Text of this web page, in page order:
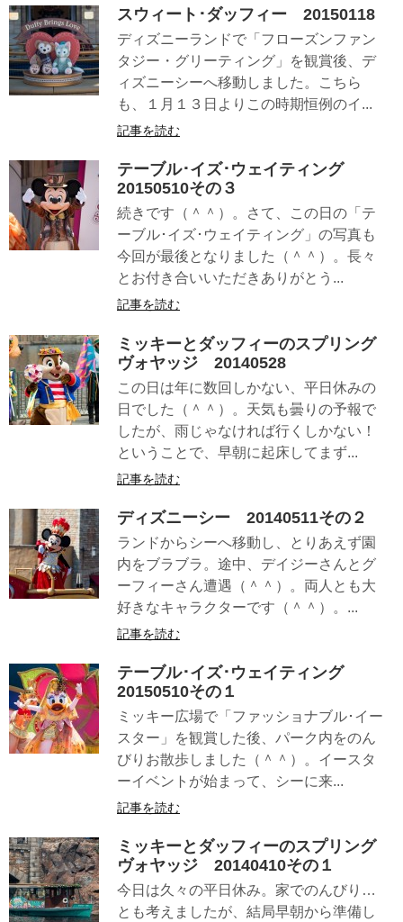
スウィート･ダッフィー 20150118
ディズニーランドで「フローズンファン
タジー・グリーティング」を観賞後、デ
ィズニーシーへ移動しました。こちら
も、１月１３日よりこの時期恒例のイ...
記事を読む
テーブル･イズ･ウェイティング
20150510その３
続きです（＾＾）。さて、この日の「テ
ーブル･イズ･ウェイティング」の写真も
今回が最後となりました（＾＾）。長々
とお付き合いいただきありがとう...
記事を読む
ミッキーとダッフィーのスプリング
ヴォヤッジ 20140528
この日は年に数回しかない、平日休みの
日でした（＾＾）。天気も曇りの予報で
したが、雨じゃなければ行くしかない！
ということで、早朝に起床してまず...
記事を読む
ディズニーシー 20140511その２
ランドからシーへ移動し、とりあえず園
内をブラブラ。途中、デイジーさんとグ
ーフィーさん遭遇（＾＾）。両人とも大
好きなキャラクターです（＾＾）。...
記事を読む
テーブル･イズ･ウェイティング
20150510その１
ミッキー広場で「ファッショナブル･イー
スター」を観賞した後、パーク内をのん
びりお散歩しました（＾＾）。イースタ
ーイベントが始まって、シーに来...
記事を読む
ミッキーとダッフィーのスプリング
ヴォヤッジ 20140410その１
今日は久々の平日休み。家でのんびり…
とも考えましたが、結局早朝から準備し